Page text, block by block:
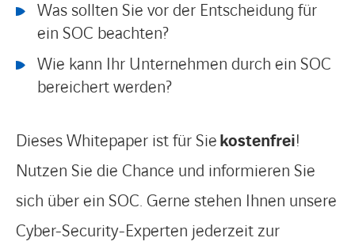
Was sollten Sie vor der Entscheidung für
ein SOC beachten?
Wie kann Ihr Unternehmen durch ein SOC
bereichert werden?
Dieses Whitepaper ist für Siekostenfrei!
Nutzen Sie die Chance und informieren Sie
sich über ein SOC. Gerne stehen Ihnen unsere
Cyber-Security-Experten jederzeit zur